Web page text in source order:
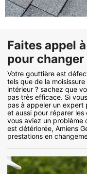
Faites appel
pour
Votre gouttière est
tels que de la
intérieur ? sachez que
pas très efficace. Si
pas à appeler un expert
et aussi pour réparer les
vous aviez un problème
est détériorée, Amiens
prestations en